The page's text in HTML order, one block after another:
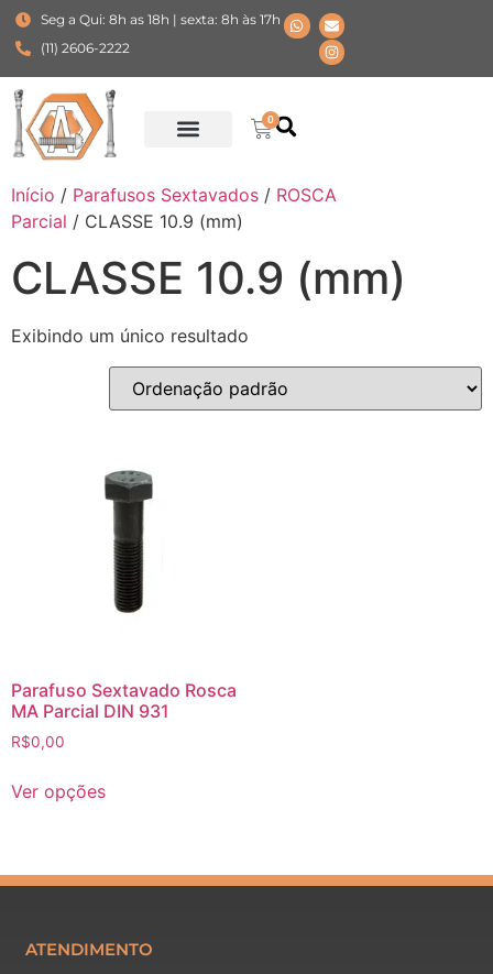
Seg a Qui: 8h as 18h | sexta: 8h às 17h
(11) 2606-2222
0
Início / Parafusos Sextavados / ROSCA
Parcial / CLASSE 10.9 (mm)
CLASSE 10.9 (mm)
Exibindo um único resultado
Parafuso Sextavado Rosca
MA Parcial DIN 931
R$0,00
Ver opções
ATENDIMENTO